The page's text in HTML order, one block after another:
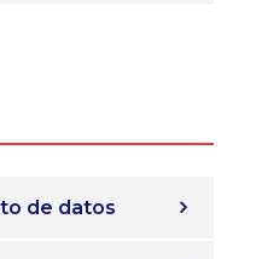
de datos